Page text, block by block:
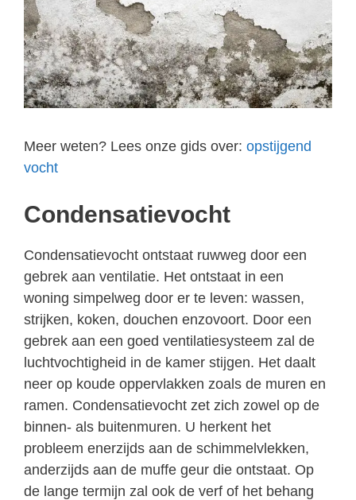
Meer weten? Lees onze gids over: opstijgend
vocht
Condensatievocht
Condensatievocht ontstaat ruwweg door een
gebrek aan ventilatie. Het ontstaat in een
woning simpelweg door er te leven: wassen,
strijken, koken, douchen enzovoort. Door een
gebrek aan een goed ventilatiesysteem zal de
luchtvochtigheid in de kamer stijgen. Het daalt
neer op koude oppervlakken zoals de muren en
ramen. Condensatievocht zet zich zowel op de
binnen- als buitenmuren. U herkent het
probleem enerzijds aan de schimmelvlekken,
anderzijds aan de muffe geur die ontstaat. Op
de lange termijn zal ook de verf of het behang